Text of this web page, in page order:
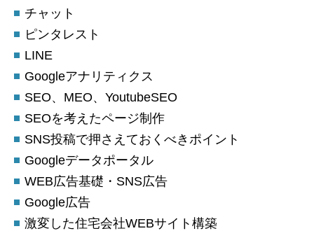
チャット
ピンタレスト
LINE
Googleアナリティクス
SEO、MEO、YoutubeSEO
SEOを考えたページ制作
SNS投稿で押さえておくべきポイント
Googleデータポータル
WEB広告基礎・SNS広告
Google広告
激変した住宅会社WEBサイト構築